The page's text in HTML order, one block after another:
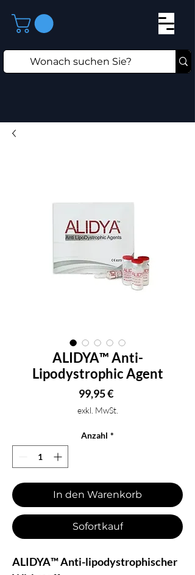
ALIDYA™ Anti-
Lipodystrophic Agent
99,95 €Preis
exkl. MwSt.
Anzahl *
In den Warenkorb
Sofortkauf
ALIDYA™ Anti-lipodystrophischer